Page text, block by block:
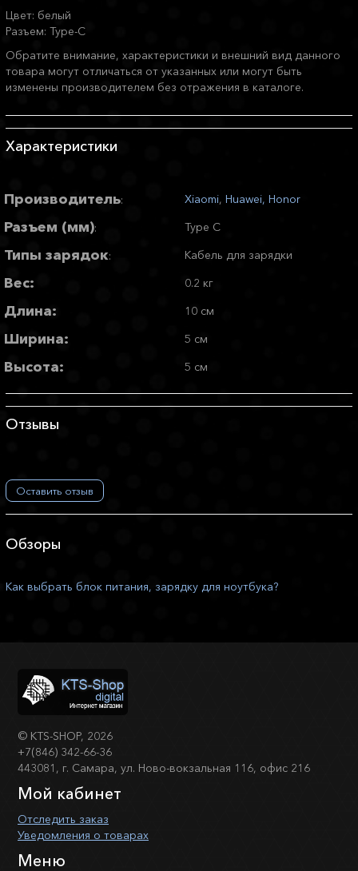
Цвет: белый
Разъем: Type-C
Обратите внимание, характеристики и внешний вид данного
товара могут отличаться от указанных или могут быть
изменены производителем без отражения в каталоге.
Характеристики
Производитель: Xiaomi, Huawei, Honor
Разъем (мм): Type C
Типы зарядок: Кабель для зарядки
Вес: 0.2 кг
Длина: 10 см
Ширина: 5 см
Высота: 5 см
Отзывы
Оставить отзыв
Обзоры
Как выбрать блок питания, зарядку для ноутбука?
© KTS-SHOP, 2026
+7(846) 342-66-36
443081, г. Самара, ул. Ново-вокзальная 116, офис 216
Мой кабинет
Отследить заказ
Уведомления о товарах
Меню